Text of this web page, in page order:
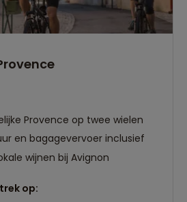
Provence op twee wielen
en bagagevervoer inclusief
wijnen bij Avignon
op: